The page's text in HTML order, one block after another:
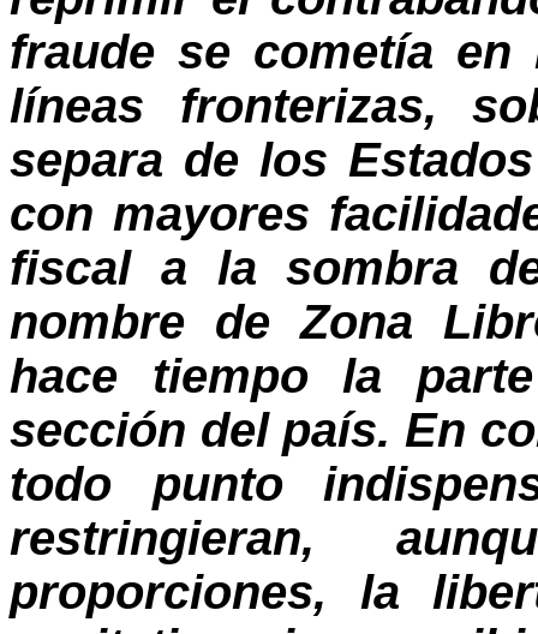
fraude se cometía en
líneas fronterizas,
separa de los
con mayores
fiscal a la sombra
nombre de Zona
hace tiempo la
sección del país. En
todo punto
restringieran,
proporciones, la